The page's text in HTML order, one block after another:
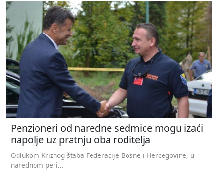
Penzioneri od naredne sedmice mogu izaći
napolje uz pratnju oba roditelja
Odlukom Kriznog štaba Federacije Bosne i Hercegovine, u
narednom peri...